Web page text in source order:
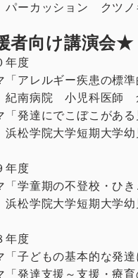
ッション クツノ
者向け講演会★
年度
アレルギー疾患の標準
南病院 小児科医師
発達にでこぼこがある
松学院大学短期大学
年度
学童期の不登校・ひき
松学院大学短期大学
年度
子どもの基本的な発達
発達支援～支援・療育